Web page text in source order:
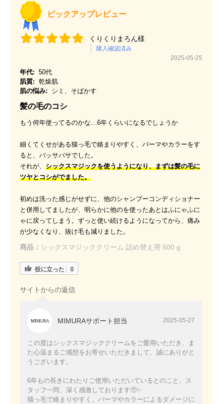
ピックアップレビュー
くりくりまろん様
購入確認済み
2025-05-25
年代: 50代
肌質: 乾燥肌
肌の悩み:
シミ、そばかす
髪の毛のコシ
もう何年使ってるのかな…6年くらいになるでしょうか
細くてくせがある猫っ毛で絡まりやすく、パーマやカラーをす
ると、バッサバサでした。
それが、 シックスマジックを使うようになり、まずは髪の毛に
ツヤとコシがでました。
初めは洗った感じがせずに、他のシャンプーコンディショナー
と併用してましたが、明らかに他のを使ったあとはふにゃふに
ゃに戻ってしまう。ずっと使い続けるようになってから、痛み
が少なくなり、抜け毛も減りました。
商品： シックスマジッククリーム 詰め替え用 500 g
役に立った 0
サイトからの返信
MIMURAサポート担当 2025-05-27
この度はシックスマジッククリームをご愛用いただき、ま
た心温まるご感想をお寄せいただきまして、誠にありがと
うございます。
6年もの長きにわたりご使用いただいているとのこと、ス
タッフ一同、深く感激しております🥺✨
猫っ毛で絡まりやすく、パーマやカラーによるダメージに